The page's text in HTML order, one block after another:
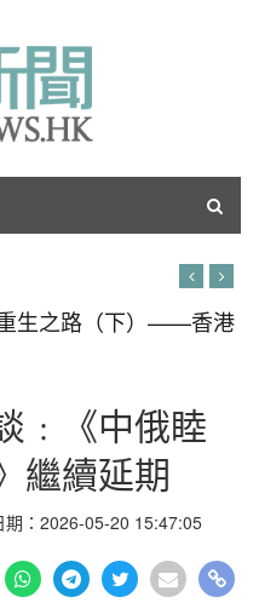
重生之路（下）——香港
﹕《中俄睦
繼續延期
：2026-05-20 15:47:05